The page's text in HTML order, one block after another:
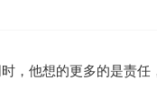
，他想的更多的是责任